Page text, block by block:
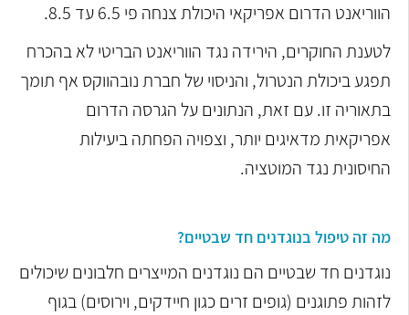
הווריאנט הדרום אפריקאי היכולת צנחה פי 6.5 עד 8.5.
לטענת החוקרים, הירידה נגד הווריאנט הבריטי לא בהכרח
תפגע ביכולת הנטרול, והניסוי של חברת נובהווקס אף תומך
בתאוריה זו. עם זאת, הנתונים על הגרסה הדרום
אפריקאית מדאיגים יותר, וצפויה הפחתה ביעילות
החיסונית נגד המוטציה.
מה זה טיפול בנוגדנים חד שבטיים?
נוגדנים חד שבטיים הם נוגדנים המייצרים חלבונים שיכולים
לזהות פתוגנים (גופים זרים כגון חיידקים, וירוסים) בגוף